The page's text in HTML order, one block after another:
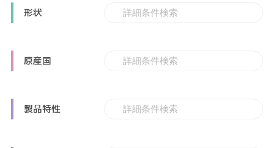
形状
原産国
製品特性